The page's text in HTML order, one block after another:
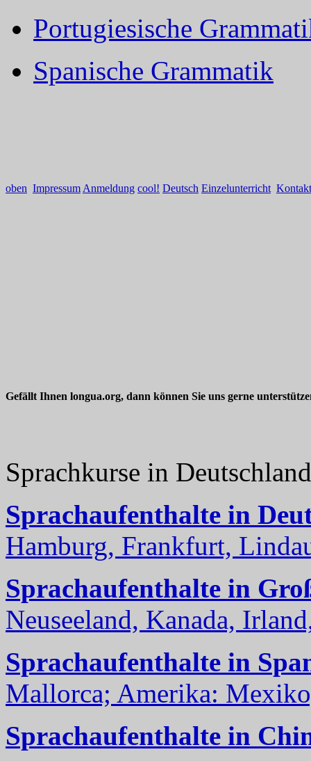
Portugiesische
Spanische Grammatik
oben Impressum Anmeldung cool! Deutsch Einzelunterricht Kontakt
Gefällt Ihnen longua.org, dann können Sie uns gerne
Sprachkurse in
Sprachaufenthalte in
Hamburg, Frankfurt,
Sprachaufenthalte in
Neuseeland, Kanada,
Sprachaufenthalte in
Mallorca; Amerika:
Sprachaufenthalte in